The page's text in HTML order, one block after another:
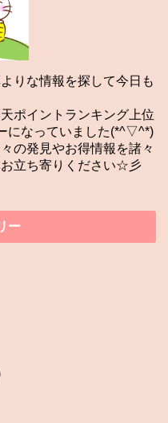
りな情報を探して今日も
ポイントランキング上位
になっていました(*^▽^*)
の発見やお得情報を諸々
立ち寄りください☆彡
ー